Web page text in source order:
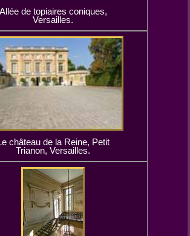
Allée de topiaires coniques,
Versailles.
château de la Reine, Petit
Trianon, Versailles.